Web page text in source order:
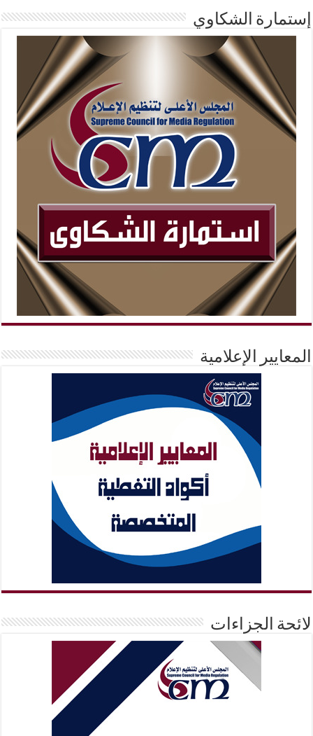
إستمارة الشكاوي
المعايير الإعلامية
لائحة الجزاءات